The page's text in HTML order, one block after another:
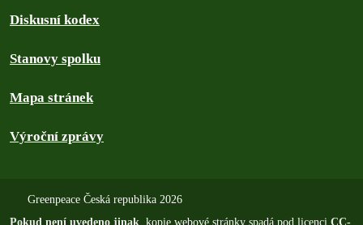
Diskusní kodex
Stanovy spolku
Mapa stránek
Výroční zprávy
Greenpeace Česká republika 2026
Pokud není uvedeno jinak , kopie webové stránky spadá pod licenci CC-